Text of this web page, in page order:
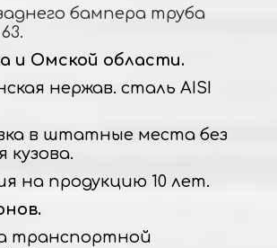
бампера труба
и Омской области.
нержав. сталь AISI
в штатные места без
кузова.
на продукцию 10 лет.
транспортной